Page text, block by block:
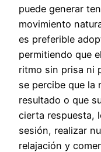
puede generar
movimiento
es preferible
permitiendo que
ritmo sin prisa ni
se percibe que la
resultado o que
cierta respuesta,
sesión, realizar
relajación y